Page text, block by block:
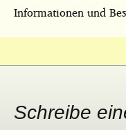
Informationen und
Schreibe